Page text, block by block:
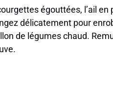
égouttées, l’ail
délicatement pour
de légumes chaud.